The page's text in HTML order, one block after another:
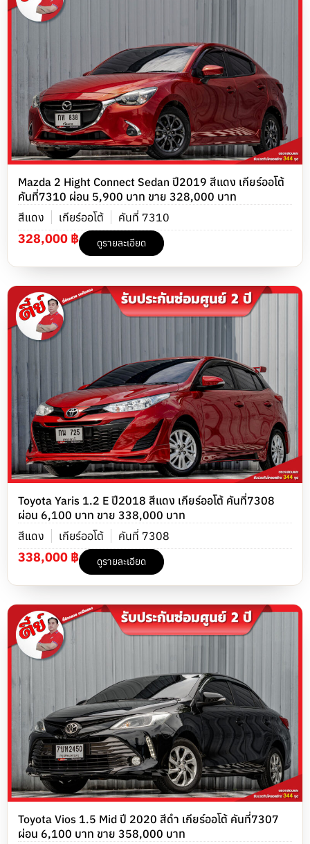
เลือกราคา
Mazda 2 Hight Connect Sedan ปี2019 สีแดง เกียร์ออโต้
คันที่7310 ผ่อน 5,900 บาท ขาย 328,000 บาท
สีแดง
เกียร์ออโต้ คันที่ 7310
328,000 ฿ ดูรายละเอียด
Toyota Yaris 1.2 E ปี2018 สีแดง เกียร์ออโต้ คันที่7308
ผ่อน 6,100 บาท ขาย 338,000 บาท
สีแดง
เกียร์ออโต้ คันที่ 7308
338,000 ฿ ดูรายละเอียด
Toyota Vios 1.5 Mid ปี 2020 สีดำ เกียร์ออโต้ คันที่7307
ผ่อน 6,100 บาท ขาย 358,000 บาท